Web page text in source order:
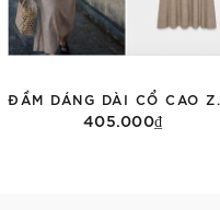
405.000₫